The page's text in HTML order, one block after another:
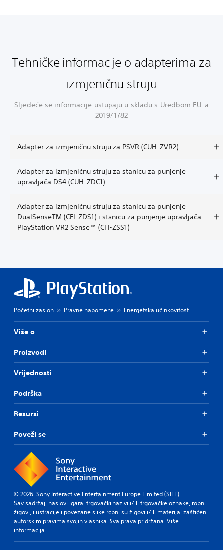
Tehničke informacije o adapterima za
izmjeničnu struju
Sljedeće se informacije ustupaju u skladu s Uredbom EU-a
2019/1782
Adapter za izmjeničnu struju za PSVR (CUH-ZVR2)
Adapter za izmjeničnu struju za stanicu za punjenje
upravljača DS4 (CUH-ZDC1)
Adapter za izmjeničnu struju za stanicu za punjenje
DualSenseTM (CFI-ZDS1) i stanicu za punjenje upravljača
PlayStation VR2 Sense™ (CFI-ZSS1)
Početni zaslon Pravne napomene Energetska učinkovitost
Više o
Proizvodi
Vrijednosti
Podrška
Resursi
Poveži se
© 2026 Sony Interactive Entertainment Europe Limited (SIEE)
Sav sadržaj, naslovi igara, trgovački nazivi i/ili trgovačke oznake, robni
žigovi, ilustracije i povezane slike robni su žigovi i/ili materijal zaštićen
autorskim pravima svojih vlasnika. Sva prava pridržana.Više
informacija